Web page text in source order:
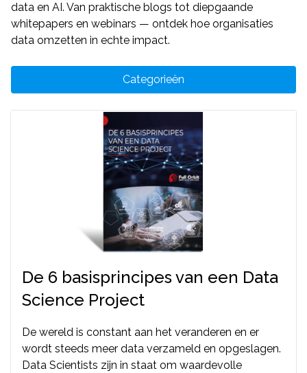
data en AI. Van praktische blogs tot diepgaande
whitepapers en webinars — ontdek hoe organisaties
data omzetten in echte impact.
Categorieën
De 6 basisprincipes van een Data
Science Project
De wereld is constant aan het veranderen en er
wordt steeds meer data verzameld en opgeslagen.
Data Scientists zijn in staat om waardevolle